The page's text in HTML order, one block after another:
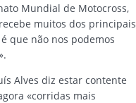
Mundial de Motocross,
muitos dos principais
que não nos podemos
Alves diz estar contente
«corridas mais